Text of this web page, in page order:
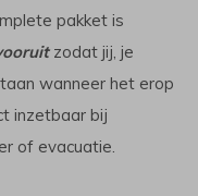
pakket is
zodat jij, je
wanneer het erop
inzetbaar bij
of evacuatie.